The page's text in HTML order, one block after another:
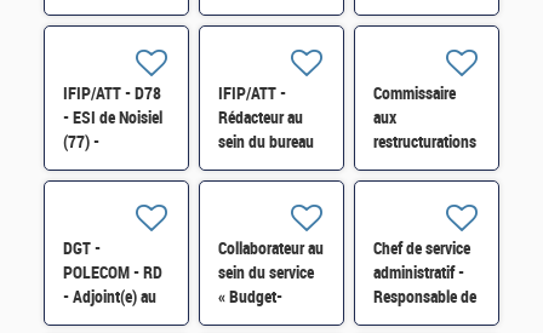
Direction
des Douanes
d'Occitanie H/F
interrégionale
d'Occitanie H/F
Architecte
IFIP/ATT - D78
- ESI de Noisiel
(77) -
Exploitant-
environnement
virtualisé H/F
IFIP/ATT -
Rédacteur au
sein du bureau
GF-3B –
d'ouvrage
informatique.
H/F
Commissaire
aux
restructurations
et à la
difficultés des
entreprises (54-
55-57-88)
DGT -
POLECOM - RD
- Adjoint(e) au
chef de bureau,
Collaborateur au
sein du service
« Budget-
Immobilier-
Chef de service
administratif -
Responsable de
la division